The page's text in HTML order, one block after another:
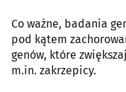
Co ważne, badania
pod kątem
genów, które
m.in. zakrzepicy.